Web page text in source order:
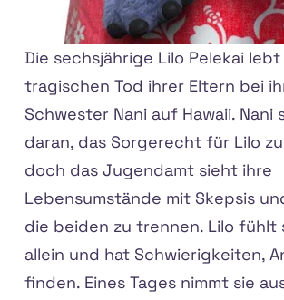
Die sechsjährige Lilo Pelekai
tragischen Tod ihrer Eltern bei
Schwester Nani auf Hawaii. Nani
daran, das Sorgerecht für Lilo
doch das Jugendamt sieht ihre
Lebensumstände mit Skepsis
die beiden zu trennen. Lilo fühlt
allein und hat Schwierigkeiten,
finden. Eines Tages nimmt sie